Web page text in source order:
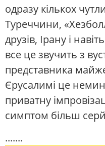
одразу кількох
Туреччини,
друзів, Ірану і
все це звучить з
представника
Єрусалимі це
приватну
симптом більш
.......